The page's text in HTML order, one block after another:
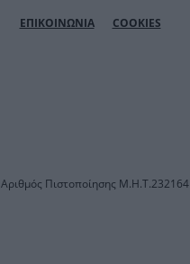
ΕΠΙΚΟΙΝΩΝΙΑ COOKIES
Αριθμός Πιστοποίησης Μ.Η.Τ.232164